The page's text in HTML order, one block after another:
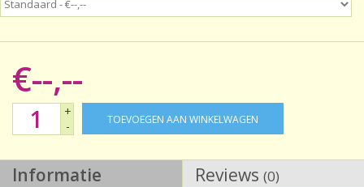
€--,--
+
-
TOEVOEGEN AAN WINKELWAGEN
Informatie Reviews (0)